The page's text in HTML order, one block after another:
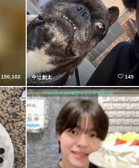
150,102 中辻創太 145